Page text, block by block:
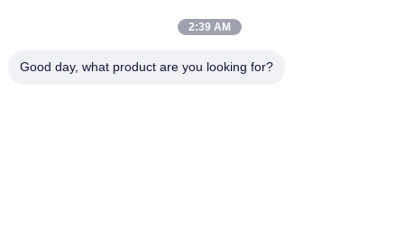
2:39 AM
Good day, what product are you looking for?